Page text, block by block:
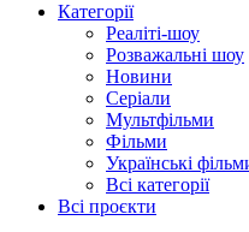
Категорії
Реаліті-шоу
Розважальні шоу
Новини
Серіали
Мультфільми
Фільми
Українські
Всі категорії
Всі проєкти